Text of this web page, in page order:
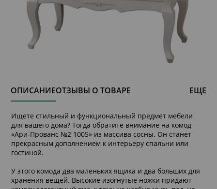
ОПИСАНИЕОТЗЫВЫ О ТОВАРЕ ЕЩЕ
Ищете стильный и функциональный предмет мебели
для вашего дома? Тогда обратите внимание на комод
«Ари-Прованс №2 1005» из массива сосны. Он станет
прекрасным дополнением к интерьеру спальни или
гостиной.
У этого комода два маленьких ящика и два больших для
хранения вещей. Высокие изогнутые ножки придают